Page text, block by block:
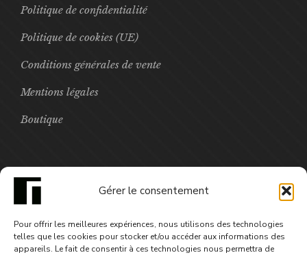
Gérer le consentement
Pour offrir les meilleures expériences, nous utilisons des technologies
telles que les cookies pour stocker et/ou accéder aux informations des
appareils. Le fait de consentir à ces technologies nous permettra de
Politique de confidentialité
Politique de cookies (UE)
Conditions générales de vente
Mentions légales
Boutique
3,99€